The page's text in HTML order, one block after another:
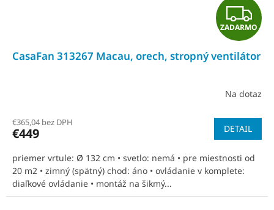
Z
A
D
A
R
M
O
ZADARMO
CasaFan 313267 Macau, orech, stropný ventilátor
Na dotaz
€365,04 bez DPH
€449 DETAIL
priemer vrtule: Ø 132 cm • svetlo: nemá • pre miestnosti od
20 m2 • zimný (spätný) chod: áno • ovládanie v komplete:
diaľkové ovládanie • montáž na šikmý...